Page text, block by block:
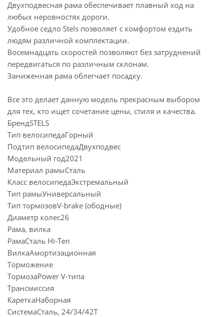
Двухподвесная рама обеспечивает плавный ход на
любых неровностях дороги.
Удобное седло Stels позволяет с комфортом ездить
людям различной комплектации.
Восемнадцать скоростей позволяют без затруднений
передвигаться по различным склонам.
Заниженная рама облегчает посадку.
Все это делает данную модель прекрасным выбором
для тех, кто ищет сочетание цены, стиля и качества.
БрендSTELS
Тип велосипедаГорный
Подтип велосипедаДвухподвес
Модельный год2021
Материал рамыСталь
Класс велосипедаЭкстремальный
Тип рамыУниверсальный
Тип тормозовV-brake (ободные)
Диаметр колес26
Рама, вилка
РамаСталь Hi-Ten
ВилкаАмортизационная
Торможение
ТормозаPower V-типа
Трансмиссия
КареткаНаборная
СистемаСталь, 24/34/42Т